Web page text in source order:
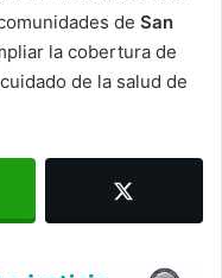
de San
la cobertura de
de la salud de